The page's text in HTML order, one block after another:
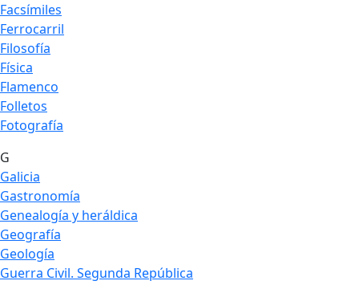
Facsímiles
Ferrocarril
Filosofía
Física
Flamenco
Folletos
Fotografía
G
Galicia
Gastronomía
Genealogía y heráldica
Geografía
Geología
Guerra Civil. Segunda República